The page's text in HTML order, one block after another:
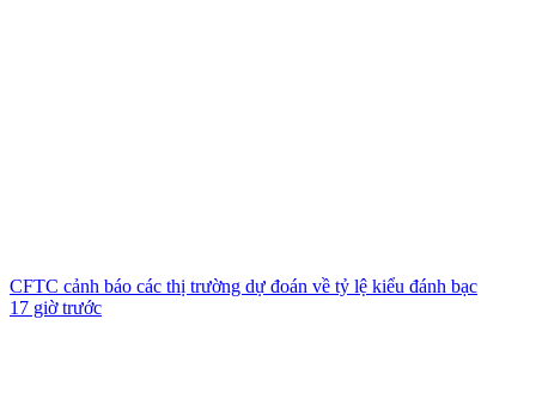
CFTC cảnh báo các thị trường dự đoán về tỷ lệ kiểu đánh bạc
17 giờ trước